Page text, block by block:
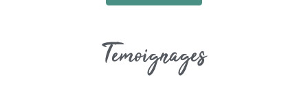
Témoignages